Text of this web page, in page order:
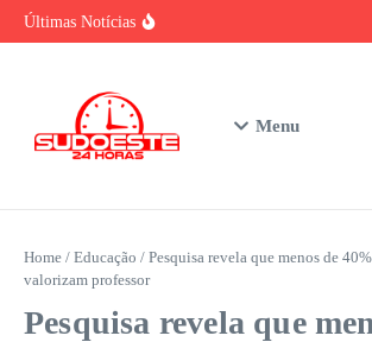
Ir para o conteúdo
Últimas Notícias
Nubank assume o posto de
financeira privada do Brasil
Menu
Home / Educação / Pesquisa revela que menos de
valorizam professor
Pesquisa revela que